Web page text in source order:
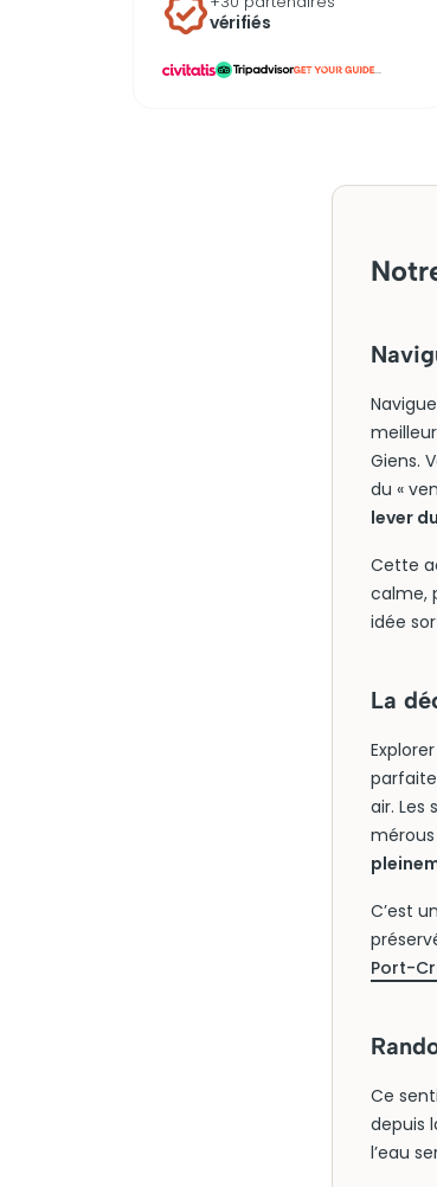
vérifiés
...
Giens.
du «
lever
Cette
calme,
idée
La
air. Les
mérous
C’est
Port-
Ce
depuis
l’eau